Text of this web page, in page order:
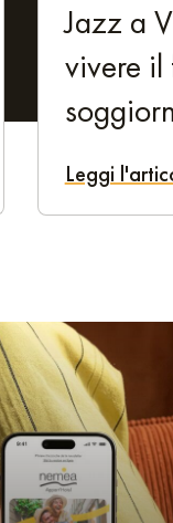
arroccata sulla
per una
antropologia
Jazz a
vivere il
Leggi